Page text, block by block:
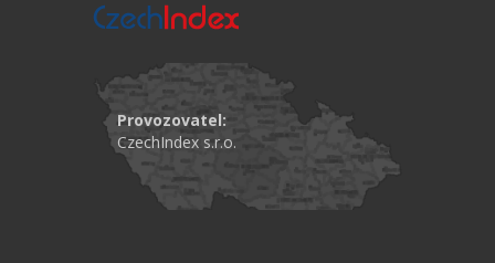
Provozovatel:
CzechIndex s.r.o.